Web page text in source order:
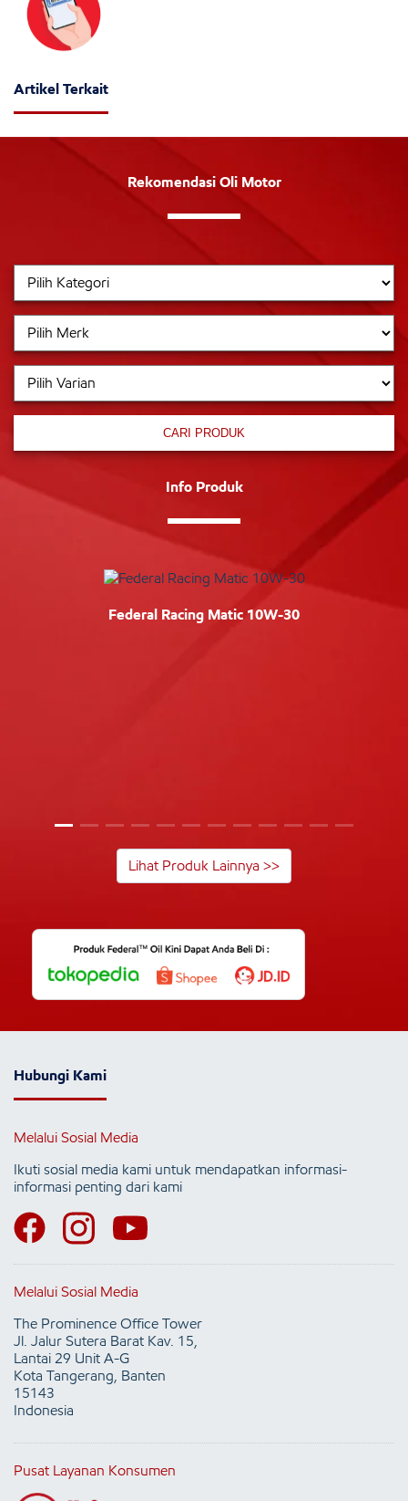
Artikel Terkait
Rekomendasi Oli Motor
CARI PRODUK
Info Produk
Federal Racing Matic 10W-30
Lihat Produk Lainnya >>
Hubungi Kami
Melalui Sosial Media
Ikuti sosial media kami untuk mendapatkan informasi-
informasi penting dari kami
Melalui Sosial Media
The Prominence Office Tower
Jl. Jalur Sutera Barat Kav. 15,
Lantai 29 Unit A-G
Kota Tangerang, Banten
15143
Indonesia
Pusat Layanan Konsumen